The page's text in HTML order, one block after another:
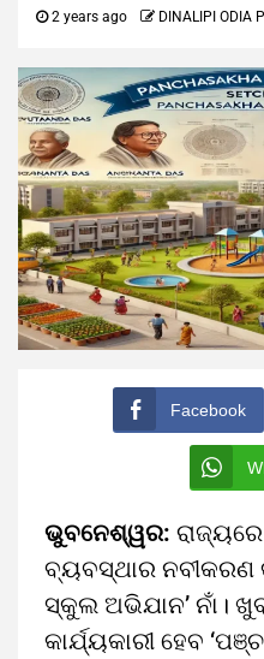
2 years ago DINALIPI ODIA
Facebook
ଭୁବନେଶ୍ୱର:
ବ୍ୟବସ୍ଥାର ନବୀକରଣ
ସ୍କୁଲ ଅଭିଯାନ’ ନାଁ।
କାର୍ଯ୍ୟକାରୀ ହେବ